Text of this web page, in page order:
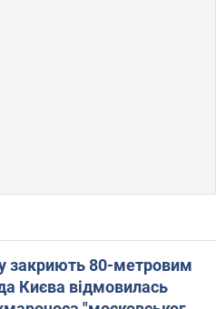
закриють 80-метровим
Києва відмовилась